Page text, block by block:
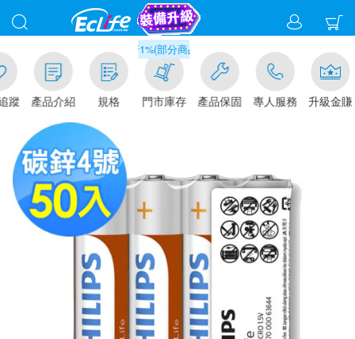
蹤 產品介紹 規格
滿千元門市取貨現折1%(部分商品不適用)-請點我看
門市庫存 產品保固 專人服務 升級金賺